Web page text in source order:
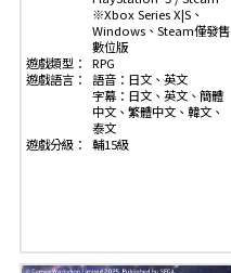
※Xbox Series X|S、
Windows、Steam僅發售
數位版
遊戲類型：
RPG
遊戲語言：
語音：日文、英文
字幕：日文、英文、簡體
中文、繁體中文、韓文、
泰文
遊戲分級：
輔15級